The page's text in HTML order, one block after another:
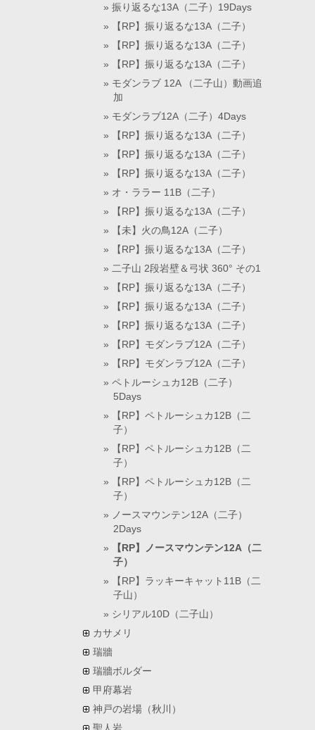
振り返るな13A（二子）19Days
【RP】振り返るな13A（二子）
【RP】振り返るな13A（二子）
【RP】振り返るな13A（二子）
モダンラブ 12A （二子山）動画追
加
モダンラブ12A（二子）4Days
【RP】振り返るな13A（二子）
【RP】振り返るな13A（二子）
【RP】振り返るな13A（二子）
オ・ララー 11B（二子）
【RP】振り返るな13A（二子）
【未】火の鳥12A（二子）
【RP】振り返るな13A（二子）
二子山 2段岩壁＆弓状 360° その1
【RP】振り返るな13A（二子）
【RP】振り返るな13A（二子）
【RP】振り返るな13A（二子）
【RP】モダンラブ12A（二子）
【RP】モダンラブ12A（二子）
ペトルーシュカ12B（二子）
5Days
【RP】ペトルーシュカ12B（二
子）
【RP】ペトルーシュカ12B（二
子）
【RP】ペトルーシュカ12B（二
子）
ノースマウンテン12A（二子）
2Days
【RP】ノースマウンテン12A（二
子）
【RP】ラッキーキャット11B（二
子山）
シリアル10D（二子山）
カサメリ
瑞牆
瑞牆ボルダー
甲府幕岩
神戸の岩場（秋川）